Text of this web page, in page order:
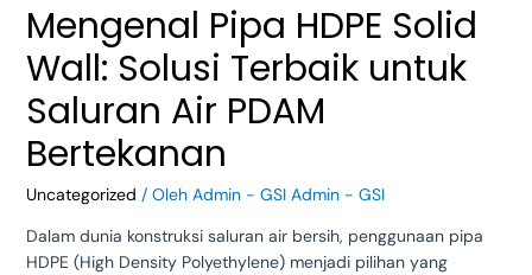
Mengenal Pipa HDPE Solid
Wall: Solusi Terbaik untuk
Saluran Air PDAM
Bertekanan
Uncategorized / Oleh Admin - GSI Admin - GSI
Dalam dunia konstruksi saluran air bersih, penggunaan pipa
HDPE (High Density Polyethylene) menjadi pilihan yang